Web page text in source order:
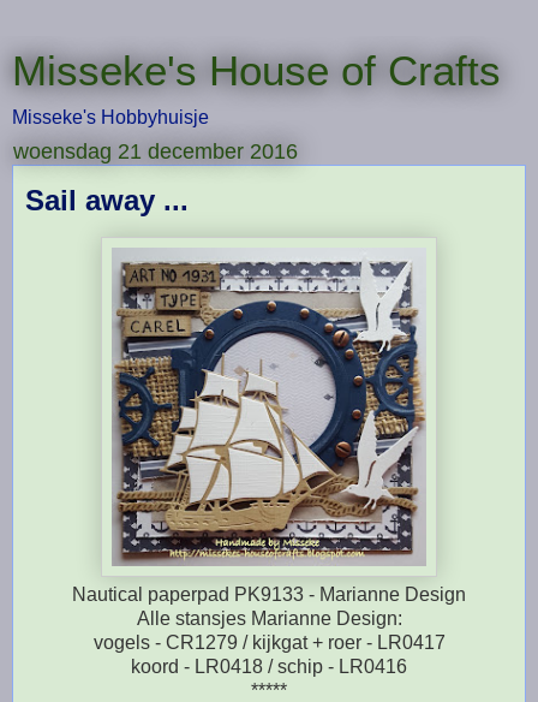
Misseke's House of Crafts
Misseke's Hobbyhuisje
woensdag 21 december 2016
Sail away ...
Nautical paperpad PK9133 - Marianne Design
Alle stansjes Marianne Design:
vogels - CR1279 / kijkgat+ roer - LR0417
koord - LR0418 / schip - LR0416
*****